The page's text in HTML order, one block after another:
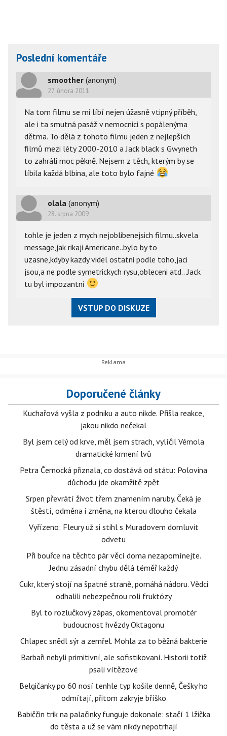
Poslední komentáře
smoother (anonym)
27. února 2011
Na tom filmu se mi líbí nejen úžasně vtipný příběh,
ale i ta smutná pasáž v nemocnici s popálenýma
dětma. To dělá z tohoto filmu jeden z nejlepších
filmů mezi léty 2000-2010 a Jack black s Gwyneth
to zahráli moc pěkně. Nejsem z těch, kterým by se
líbila každá blbina, ale toto bylo fajné
olala (anonym)
28. srpna 2009
tohle je jeden z mych nejoblibenejsich filmu..skvela
message,jak rikaji Americane..bylo by to
uzasne,kdyby kazdy videl ostatni podle toho,jaci
jsou,a ne podle symetrickych rysu,obleceni atd...Jack
tu byl impozantni
VSTUP DO DISKUZE
Doporučené články
Kuchařová vyšla z podniku a auto nikde. Přišla reakce,
jakou nikdo nečekal
Byl jsem celý od krve, měl jsem strach, vylíčil Vémola
dramatické krmení lvů
Petra Černocká přiznala, co dostává od státu: Polovina
důchodu jde okamžitě zpět
Srpen převrátí život třem znamením naruby. Čeká je
štěstí, odměna i změna, na kterou dlouho čekala
Vyřízeno: Fleury už si stihl s Muradovem domluvit
odvetu
Při bouřce na těchto pár věcí doma nezapomínejte.
Jednu zásadní chybu dělá téměř každý
Cukr, který stojí na špatné straně, pomáhá nádoru. Vědci
odhalili nebezpečnou roli fruktózy
Byl to rozlučkový zápas, okomentoval promotér
budoucnost hvězdy Oktagonu
Chlapec snědl sýr a zemřel. Mohla za to běžná bakterie
Barbaři nebyli primitivní, ale sofistikovaní. Historii totiž
psali vítězové
Belgičanky po 60 nosí tenhle typ košile denně, Češky ho
odmítají, přitom zakryje bříško
Babiččin trik na palačinky funguje dokonale: stačí 1 lžička
do těsta a už se vám nikdy nepotrhají